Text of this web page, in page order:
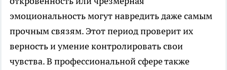
эмоциональность могут навредить даже самым
прочным связям. Этот период проверит их
верность и умение контролировать свои
чувства. В профессиональной сфере также